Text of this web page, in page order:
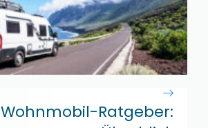
Wohnmobil-Ratgeber: